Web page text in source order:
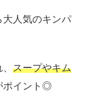
大人気のキンパ
スープやキム
ポイント◎